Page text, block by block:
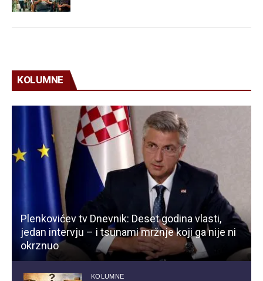
KOLUMNE
Plenkovićev tv Dnevnik: Deset godina vlasti,
jedan intervju – i tsunami mržnje koji ga nije ni
okrznuo
KOLUMNE